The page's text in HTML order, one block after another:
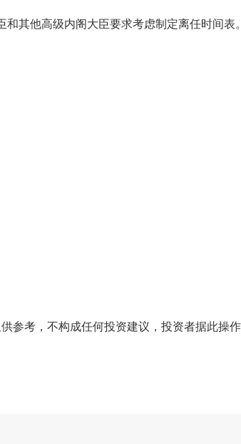
其他高级内阁大臣要求考虑制定离任时间表
参考，不构成任何投资建议，投资者据此操